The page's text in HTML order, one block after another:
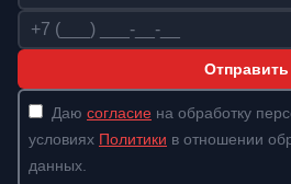
Телефон
Отправить
Даю согласие на обработку
условиях Политики в отношении
данных.